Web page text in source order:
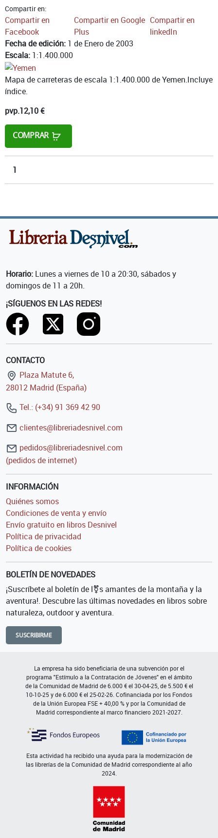
Compartir en:
Compartir en
Facebook
Compartir en Google
Plus
Compartir en
linkedIn
Fecha de edición: 1 de Enero de 2003
Escala: 1:1.400.000
Mapa de carreteras de escala 1:1.400.000 de Yemen.Incluye
índice.
pvp.12,10 €
COMPRAR
1
Horario: Lunes a viernes de 10 a 20:30, sábados y
domingos de 11 a 20h.
¡SÍGUENOS EN LAS REDES!
CONTACTO
Plaza Matute 6,
28012 Madrid (España)
Tel.: (+34) 91 369 42 90
clientes@libreriadesnivel.com
pedidos@libreriadesnivel.com
(pedidos de internet)
INFORMACIÓN
Quiénes somos
Condiciones de venta y envío
Envío gratuito en libros Desnivel
Política de privacidad
Política de cookies
BOLETÍN DE NOVEDADES
¡Suscríbete al boletín de l⚧s amantes de la montaña y la
aventura!. Descubre las últimas novedades en libros sobre
naturaleza, outdoor y aventura.
SUSCRIBIRME
La empresa ha sido beneficiaria de una subvención por el
programa "Estímulo a la Contratación de Jóvenes" en el ámbito
de la Comunidad de Madrid de 6.000 € el 30-04-25, de 5.500 € el
10-10-25 y de 6.000 € el 25-02-26. Cofinanciada por los Fondos
de la Unión Europea FSE + 40,00 % y por la Comunidad de
Madrid correspondiente al marco financiero 2021-2027.
Esta actividad ha recibido una ayuda para la modernización de
las librerías de la Comunidad de Madrid correspondiente al año
2024.